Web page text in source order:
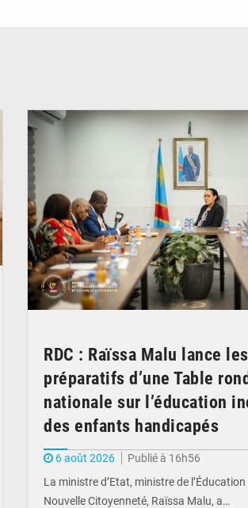
RDC : Raïssa Malu lance les
préparatifs d’une Table
nationale sur l’éducation
des enfants handicapés
6 août 2026
Publié à 16h56
La ministre d’Etat, ministre de
Nouvelle Citoyenneté, Raïssa Malu, a…